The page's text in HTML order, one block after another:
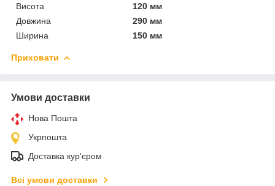
Висота
120 мм
Довжина
290 мм
Ширина
150 мм
Приховати
Умови доставки
Нова Пошта
Укрпошта
Доставка кур'єром
Всі умови доставки